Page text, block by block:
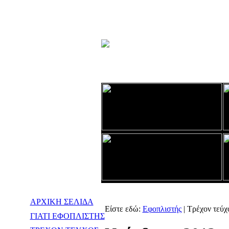
ΑΡΧΙΚΗ ΣΕΛΙΔΑ
ΓΙΑΤΙ ΕΦΟΠΛΙΣΤΗΣ
Είστε εδώ: Εφοπλιστής| Τρέχον